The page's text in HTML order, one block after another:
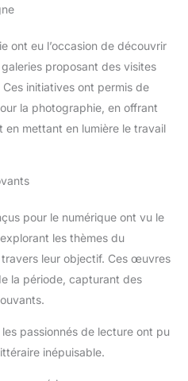
ont eu l’occasion de découvrir
proposant des visites
initiatives ont permis de
la photographie, en offrant
mettant en lumière le travail
pour le numérique ont vu le
les thèmes du
leur objectif. Ces œuvres
la période, capturant des
passionnés de lecture ont pu
inépuisable.